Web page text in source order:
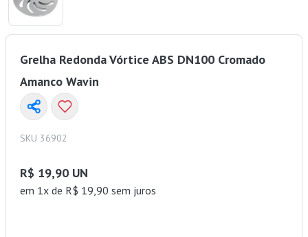
Grelha Redonda Vórtice ABS DN100 Cromado
Amanco Wavin
SKU 36902
R$ 19,90 UN
em 1x de R$ 19,90 sem juros